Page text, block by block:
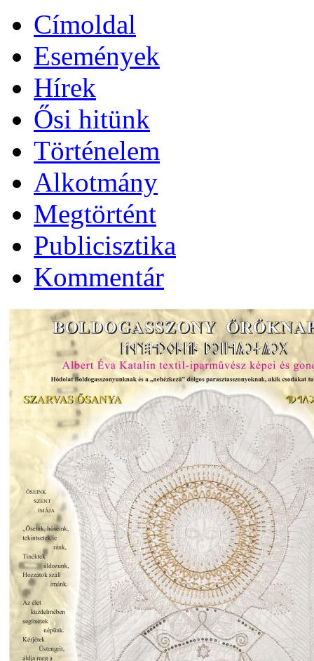
Címoldal
Események
Hírek
Ősi hitünk
Történelem
Alkotmány
Megtörtént
Publicisztika
Kommentár